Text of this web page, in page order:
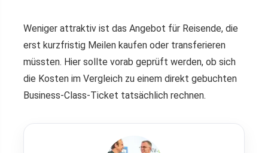
Weniger attraktiv ist das Angebot für Reisende, die
erst kurzfristig Meilen kaufen oder transferieren
müssten. Hier sollte vorab geprüft werden, ob sich
die Kosten im Vergleich zu einem direkt gebuchten
Business-Class-Ticket tatsächlich rechnen.